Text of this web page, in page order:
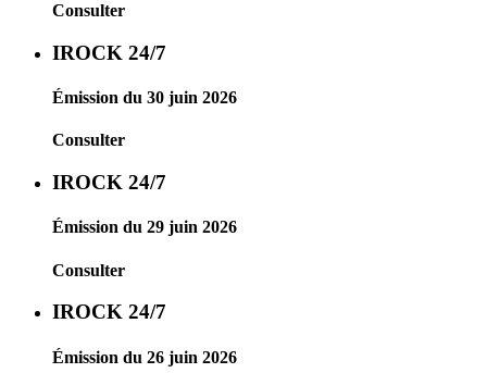
Consulter
IROCK 24/7
Émission du 30 juin 2026
Consulter
IROCK 24/7
Émission du 29 juin 2026
Consulter
IROCK 24/7
Émission du 26 juin 2026